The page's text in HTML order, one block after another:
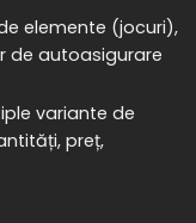
elemente (jocuri),
de autoasigurare
variante de
preț,